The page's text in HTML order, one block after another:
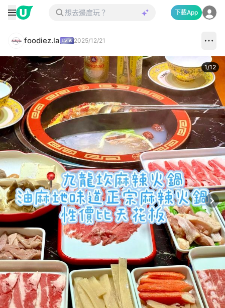
下載App
foodiez.la 2025/12/21
1/12